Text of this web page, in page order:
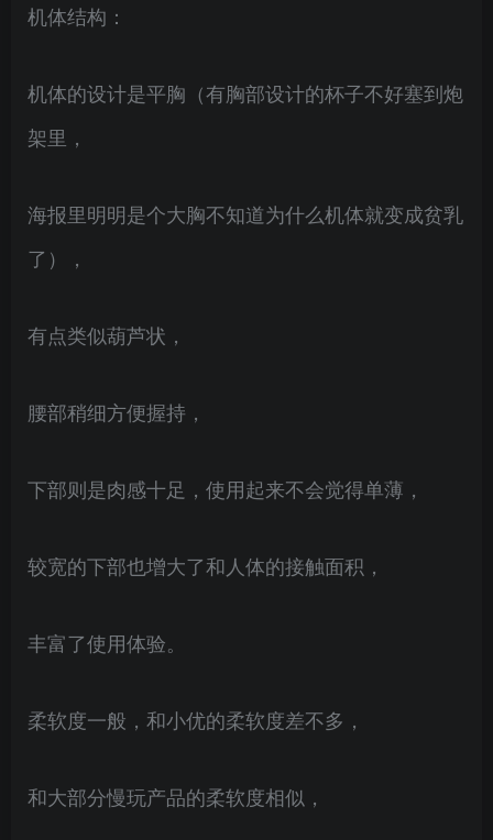
机体结构：
机体的设计是平胸（有胸部设计的杯子不好塞到炮
架里，
海报里明明是个大胸不知道为什么机体就变成贫乳
了），
有点类似葫芦状，
腰部稍细方便握持，
下部则是肉感十足，使用起来不会觉得单薄，
较宽的下部也增大了和人体的接触面积，
丰富了使用体验。
柔软度一般，和小优的柔软度差不多，
和大部分慢玩产品的柔软度相似，